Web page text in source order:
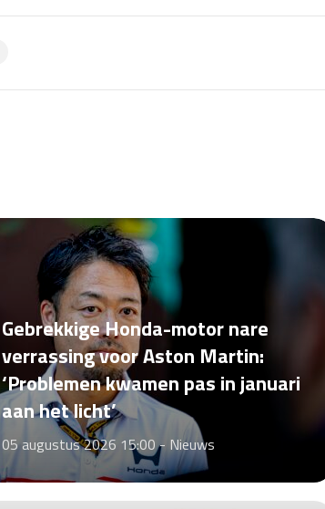
Gebrekkige Honda-motor nare
verrassing voor Aston Martin:
‘Problemen kwamen pas in januari
aan het licht’
05 augustus 2026 15:00 - Nieuws